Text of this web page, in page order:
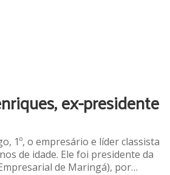
ex-presidente
1º, o empresário e líder classista
de idade. Ele foi presidente da
de Maringá), por…